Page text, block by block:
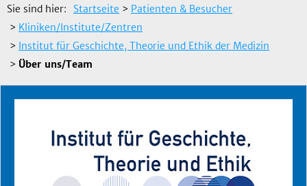
Sie sind hier: Startseite > Patienten & Besucher
> Kliniken/Institute/Zentren
> Institut für Geschichte, Theorie und Ethik der Medizin
> Über uns/Team